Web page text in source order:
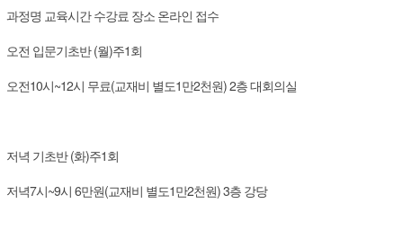
과정명 교육시간 수강료 장소 온라인 접수
오전 입문기초반 (월)주1회
오전10시~12시 무료(교재비 별도1만2천원)2층 대회의실
저녁 기초반 (화)주1회
저녁7시~9시 6만원(교재비 별도1만2천원)3층 강당